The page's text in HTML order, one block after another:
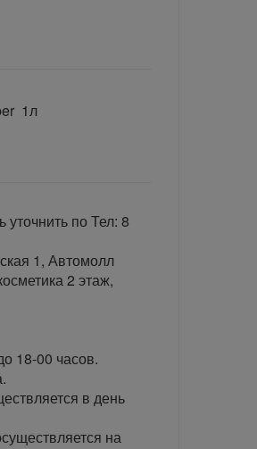
1л
уточнить по Тел: 8
1, Автомолл
2 этаж,
18-00 часов.
в день
на